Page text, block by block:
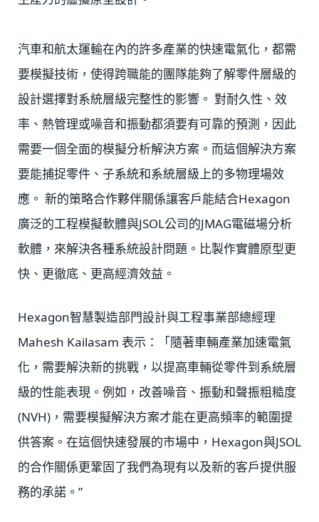
汽車和航太運輸在內的許多產業的快速電氣化，都需
要模擬技術，使得跨職能的團隊能夠了解零件層級的
設計選擇對系統層級完整性的影響。 對耐久性、效
率、熱管理或噪音和振動都須要有可靠的預測，因此
需要一個全面的模擬分析解決方案。而這個解決方案
要能捕捉零件、子系統和系統層級上的多物理場效
應。 新的策略合作夥伴關係讓客戶能結合Hexagon
廣泛的工程模擬軟體與JSOL公司的JMAG電磁場分析
軟體，來解決各種系統設計問題。比製作實體原型更
快、更徹底、更高經濟效益。
Hexagon智慧製造部門設計與工程事業部總經理
Mahesh Kailasam 表示：「隨著車輛產業加速電氣
化，需要解決新的挑戰，以提高車輛從零件到系統層
級的性能表現。例如，改善噪音、振動和聲振粗糙度
(NVH)，需要模擬解決方案才能在更高頻率的範圍提
供答案。在這個快速發展的市場中，Hexagon與JSOL
的合作關係更鞏固了我們為現有以及新的客戶提供服
務的承諾。”